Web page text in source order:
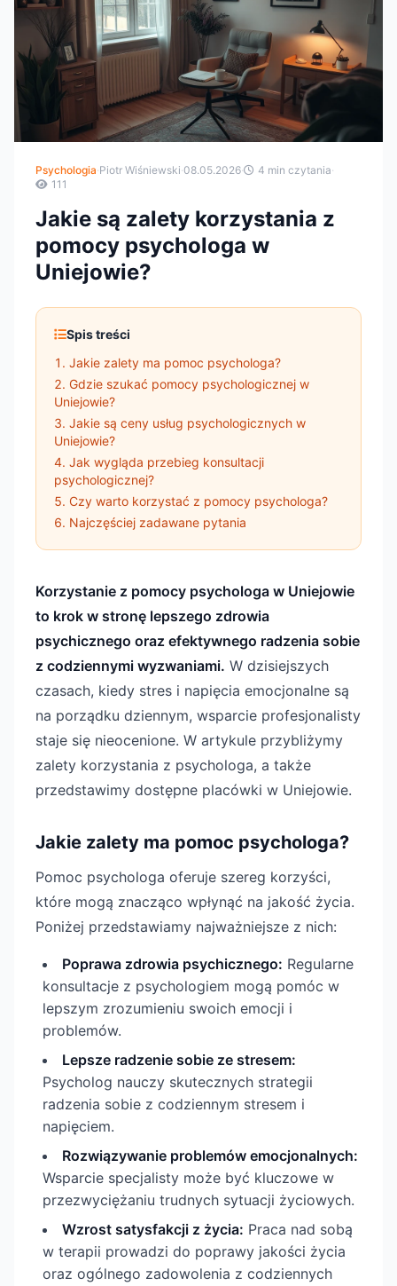
Psychologia·Piotr Wiśniewski·08.05.2026· 4 min czytania·
111
Jakie są zalety korzystania z
pomocy psychologa w
Uniejowie?
Spis treści
Jakie zalety ma pomoc psychologa?
Gdzie szukać pomocy psychologicznej w
Uniejowie?
Jakie są ceny usług psychologicznych w
Uniejowie?
Jak wygląda przebieg konsultacji
psychologicznej?
Czy warto korzystać z pomocy psychologa?
Najczęściej zadawane pytania
Korzystanie z pomocy psychologa w Uniejowie
to krok w stronę lepszego zdrowia
psychicznego oraz efektywnego radzenia sobie
z codziennymi wyzwaniami. W dzisiejszych
czasach, kiedy stres i napięcia emocjonalne są
na porządku dziennym, wsparcie profesjonalisty
staje się nieocenione. W artykule przybliżymy
zalety korzystania z psychologa, a także
przedstawimy dostępne placówki w Uniejowie.
Jakie zalety ma pomoc psychologa?
Pomoc psychologa oferuje szereg korzyści,
które mogą znacząco wpłynąć na jakość życia.
Poniżej przedstawiamy najważniejsze z nich:
Poprawa zdrowia psychicznego: Regularne
konsultacje z psychologiem mogą pomóc w
lepszym zrozumieniu swoich emocji i
problemów.
Lepsze radzenie sobie ze stresem:
Psycholog nauczy skutecznych strategii
radzenia sobie z codziennym stresem i
napięciem.
Rozwiązywanie problemów emocjonalnych:
Wsparcie specjalisty może być kluczowe w
przezwyciężaniu trudnych sytuacji życiowych.
Wzrost satysfakcji z życia: Praca nad sobą
w terapii prowadzi do poprawy jakości życia
oraz ogólnego zadowolenia z codziennych